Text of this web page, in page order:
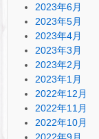
2023年6月
2023年5月
2023年4月
2023年3月
2023年2月
2023年1月
2022年12月
2022年11月
2022年10月
2022年9月